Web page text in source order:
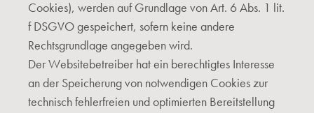
Cookies), werden auf Grundlage von Art. 6 Abs. 1 lit.
f DSGVO gespeichert, sofern keine andere
Rechtsgrundlage angegeben wird.
Der Websitebetreiber hat ein berechtigtes Interesse
an der Speicherung von notwendigen Cookies zur
technisch fehlerfreien und optimierten Bereitstellung